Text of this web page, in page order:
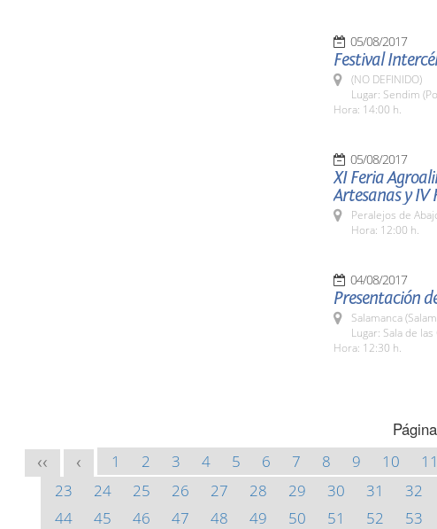
05/08/2017
Festival
(NO DEFINIDO)
Lugar: Sendim
Hora: 14:00 h.
05/08/2017
XI Feria
Artesanas y IV
Peralejos de
Hora: 12:00 h.
04/08/2017
Presentación
Salamanca
Lugar: Sala de
Hora: 12:30 h.
Página
<< < 1 2 3 4 5 6 7 8 9 10 11
23
24 25 26 27 28 29 30 31 32
44
45 46 47 48 49 50 51 52 53